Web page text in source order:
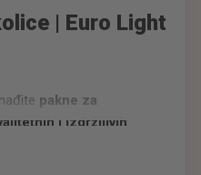
| Euro Light
pakne za
i izdržljivih